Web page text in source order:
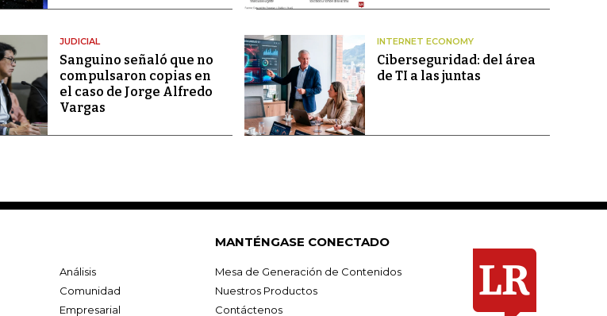
JUDICIAL
Sanguino señaló que no
compulsaron copias en
el caso de Jorge Alfredo
Vargas
INTERNET ECONOMY
Ciberseguridad: del área
de TI a las juntas
Análisis
Comunidad
Empresarial
MANTÉNGASE CONECTADO
Mesa de Generación de Contenidos
Nuestros Productos
Contáctenos